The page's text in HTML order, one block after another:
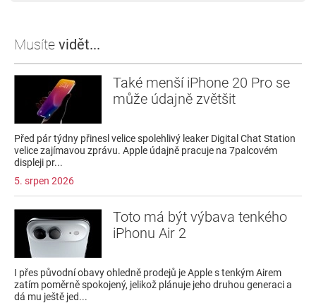
Musíte vidět...
Také menší iPhone 20 Pro se
může údajně zvětšit
Před pár týdny přinesl velice spolehlivý leaker Digital Chat Station
velice zajímavou zprávu. Apple údajně pracuje na 7palcovém
displeji pr...
5. srpen 2026
Toto má být výbava tenkého
iPhonu Air 2
I přes původní obavy ohledně prodejů je Apple s tenkým Airem
zatím poměrně spokojený, jelikož plánuje jeho druhou generaci a
dá mu ještě jed...